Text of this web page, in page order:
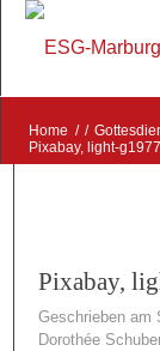
Home / /
Pixabay, light-
Pixabay,
Geschrieben am
Dorothée